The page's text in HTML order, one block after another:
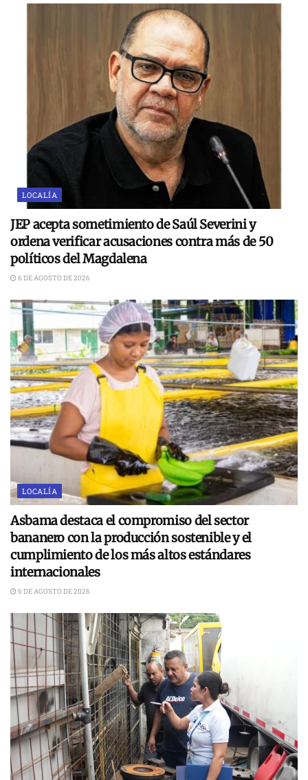
LOCALÍA
JEP acepta sometimiento de Saúl Severini y
ordena verificar acusaciones contra más de 50
políticos del Magdalena
6 DE AGOSTO DE 2026
LOCALÍA
Asbama destaca el compromiso del sector
bananero con la producción sostenible y el
cumplimiento de los más altos estándares
internacionales
6 DE AGOSTO DE 2026